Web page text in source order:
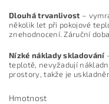
Dlouhá trvanlivost –
několik let při pokojové
znehodnocení. Záruční
Nízké náklady skladování
teplotě, nevyžadují
prostory, takže je
Hmotnost